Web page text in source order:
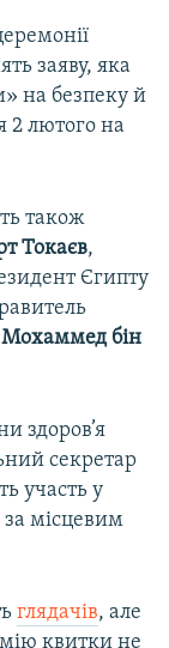
заяву, яка
на безпеку й
2 лютого на
також
Токаєв,
Єгипту
Мохаммед бін
здоров’я
секретар
участь у
за місцевим
глядачів, але
квитки не